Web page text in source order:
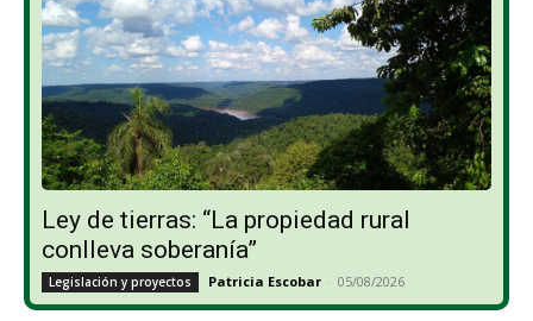
Ley de tierras: “La propiedad rural
conlleva soberanía”
Legislación y proyectos Patricia Escobar - 05/08/2026